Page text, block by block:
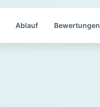
Ablauf Bewertungen